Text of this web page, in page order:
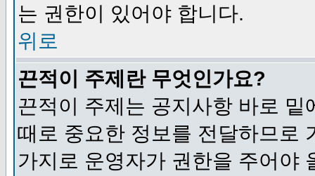
는 권한이 있어야 합니다.
위로
끈적이 주제란 무엇인가요?
끈적이 주제는 공지사항 바로
때로 중요한 정보를 전달하므로
가지로 운영자가 권한을 주어야